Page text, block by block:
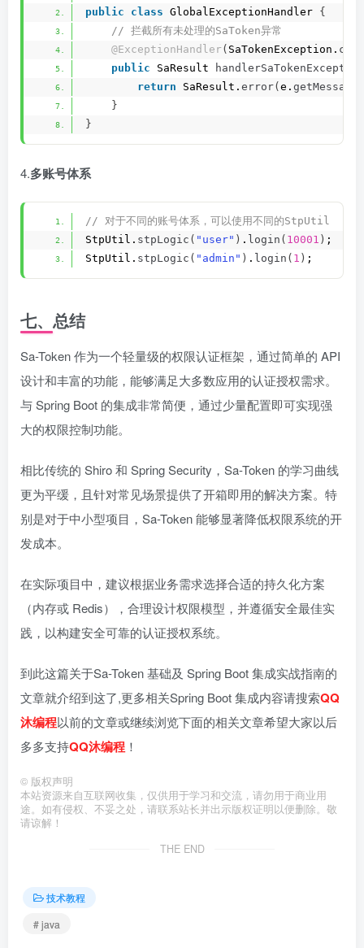
public
class GlobalExceptionHandler {
// 拦截所有未处理的SaToken异常
@ExceptionHandler( SaTokenException.
public SaResult
handlerSaTokenException
return SaResult. error( e. getMessage
}
}
4.多账号体系
// 对于不同的账号体系，可以使用不同的StpUtil
StpUtil. stpLogic ( "user" ) . login ( 10001 ) ;
StpUtil. stpLogic ( "admin" ) . login ( 1 ) ;
七、总结
Sa-Token 作为一个轻量级的权限认证框架，通过简单的 API
设计和丰富的功能，能够满足大多数应用的认证授权需求。
与 Spring Boot 的集成非常简便，通过少量配置即可实现强
大的权限控制功能。
相比传统的 Shiro 和 Spring Security，Sa-Token 的学习曲线
更为平缓，且针对常见场景提供了开箱即用的解决方案。特
别是对于中小型项目，Sa-Token 能够显著降低权限系统的开
发成本。
在实际项目中，建议根据业务需求选择合适的持久化方案
（内存或 Redis），合理设计权限模型，并遵循安全最佳实
践，以构建安全可靠的认证授权系统。
到此这篇关于Sa-Token 基础及 Spring Boot 集成实战指南的
文章就介绍到这了,更多相关Spring Boot 集成内容请搜索QQ
沐编程以前的文章或继续浏览下面的相关文章希望大家以后
多多支持QQ沐编程 ！
© 版权声明
本站资源来自互联网收集，仅供用于学习和交流，请勿用于商业用
途。如有侵权、不妥之处，请联系站长并出示版权证明以便删除。敬
请谅解！
THE END
技术教程
# java